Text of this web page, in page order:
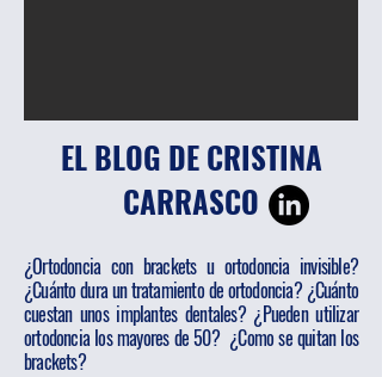
EL BLOG DE CRISTINA
CARRASCO
¿Ortodoncia con brackets u ortodoncia invisible?
¿Cuánto dura un tratamiento de ortodoncia? ¿Cuánto
cuestan unos implantes dentales? ¿Pueden utilizar
ortodoncia los mayores de 50? ¿Como se quitan los
brackets?